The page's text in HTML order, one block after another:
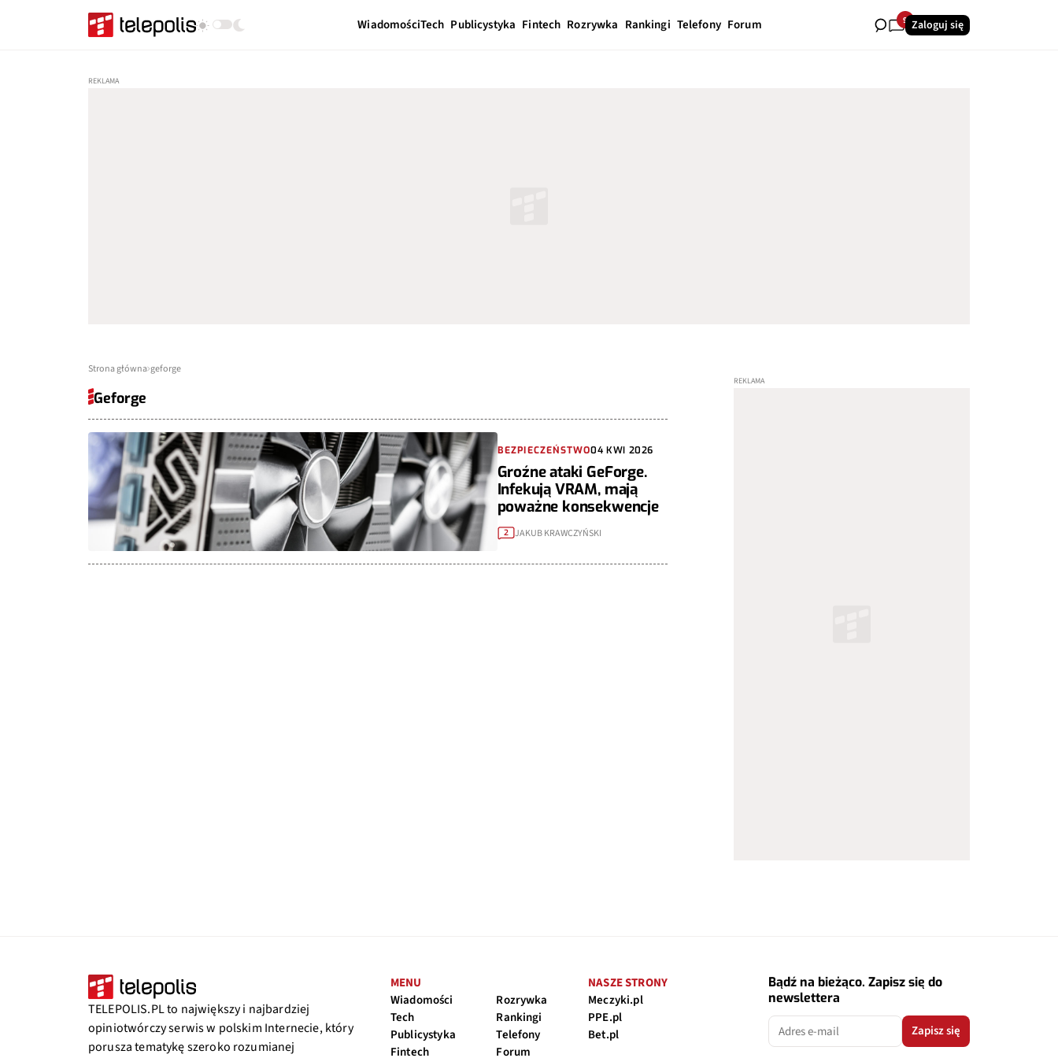
WiadomościTech Publicystyka Fintech Rozrywka Rankingi Telefony Forum 9 Zaloguj się
Strona główna geforge
Geforge
BEZPIECZEŃSTWO04 KWI 2026
Groźne ataki GeForge.
Infekują VRAM, mają
poważne konsekwencje
2 JAKUB KRAWCZYŃSKI
TELEPOLIS.PL to największy i najbardziej
opiniotwórczy serwis w polskim Internecie, który
porusza tematykę szeroko rozumianej
MENU
Wiadomości
Tech
Publicystyka
Fintech
Rozrywka
Rankingi
Telefony
Forum
NASZE STRONY
Meczyki.pl
PPE.pl
Bet.pl
Bądź na bieżąco. Zapisz się do
newslettera
Zapisz się